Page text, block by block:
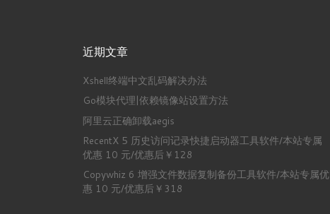
近期文章
Xshell终端中文乱码解决办法
Go模块代理|依赖镜像站设置方法
阿里云正确卸载aegis
RecentX 5 历史访问记录快捷启动器工具软件/本站专属
优惠 10 元/优惠后￥128
Copywhiz 6 增强文件数据复制备份工具软件/本站专属优
惠 10 元/优惠后￥318